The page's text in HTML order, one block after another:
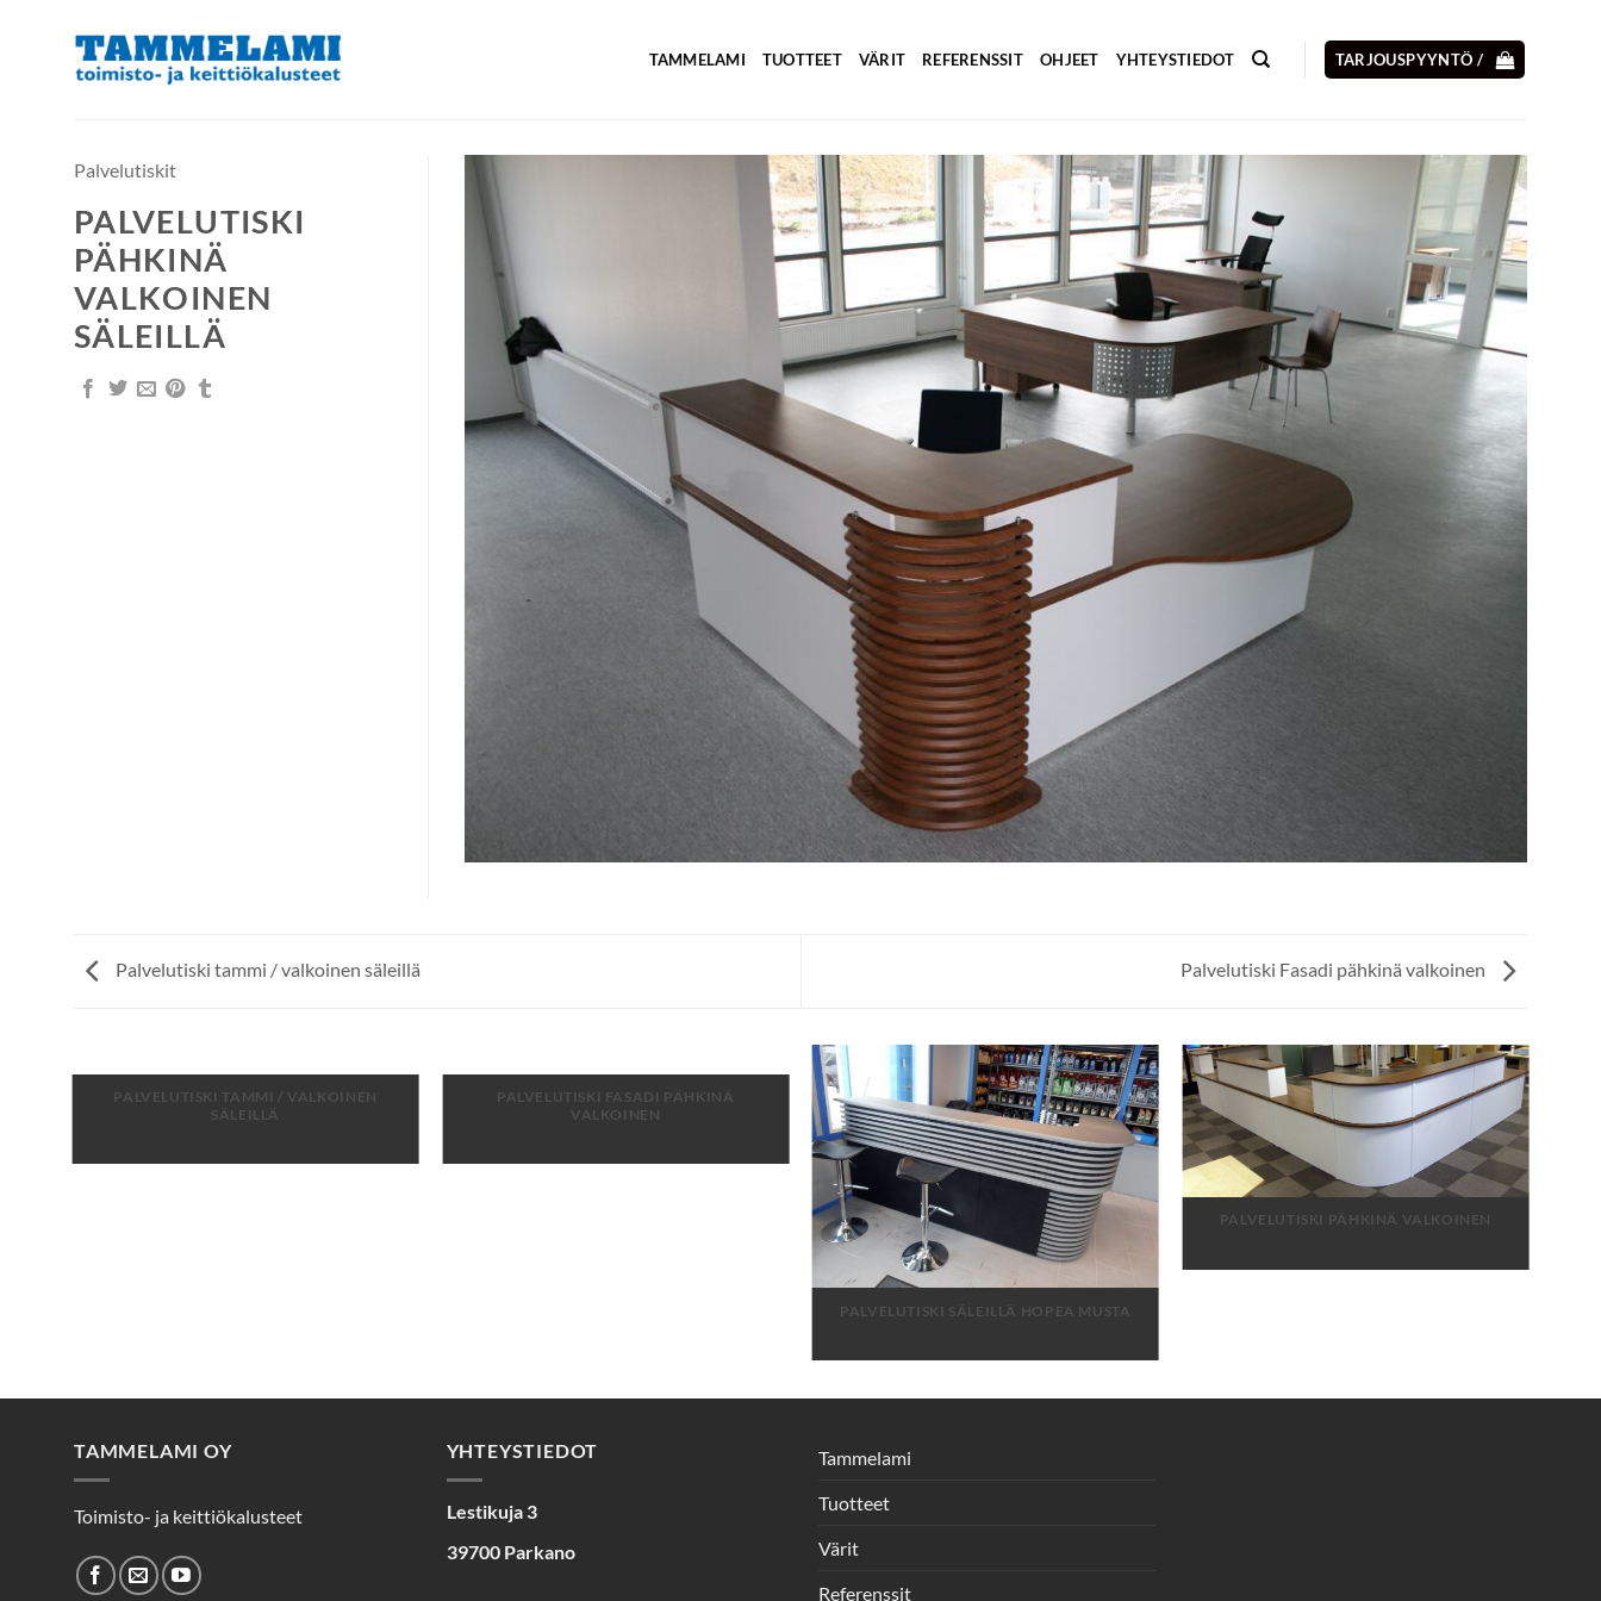
TAMMELAMI TUOTTEET VÄRIT REFERENSSIT OHJEET YHTEYSTIEDOT TARJOUSPYYNTÖ /
Palvelutiskit
PALVELUTISKI
PÄHKINÄ
VALKOINEN
SÄLEILLÄ
Palvelutiski tammi / valkoinen säleillä Palvelutiski Fasadi pähkinä valkoinen
PALVELUTISKI TAMMI / VALKOINEN
SÄLEILLÄ
PALVELUTISKI FASADI PÄHKINÄ
VALKOINEN
PALVELUTISKI SÄLEILLÄ HOPEA MUSTA
PALVELUTISKI PÄHKINÄ VALKOINEN
TAMMELAMI OY
Toimisto- ja keittiökalusteet
YHTEYSTIEDOT
Lestikuja 3
39700 Parkano
Tammelami
Tuotteet
Värit
Referenssit